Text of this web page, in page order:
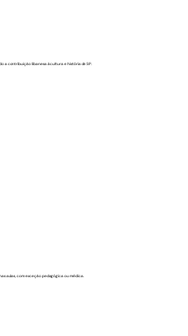
a contribuição libanesa à cultura e história de SP.
aulas, com exceção pedagógica ou médica.